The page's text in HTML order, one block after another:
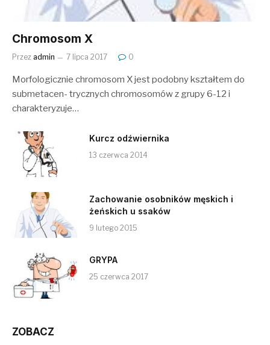
Chromosom X
Przez admin 7 lipca 2017 0
Morfologicznie chromosom X jest podobny kształtem do
submetacen- trycznych chromosomów z grupy 6-12 i
charakteryzuje…
Kurcz odźwiernika
13 czerwca 2014
Zachowanie osobników męskich i
żeńskich u ssaków
9 lutego 2015
GRYPA
25 czerwca 2017
ZOBACZ